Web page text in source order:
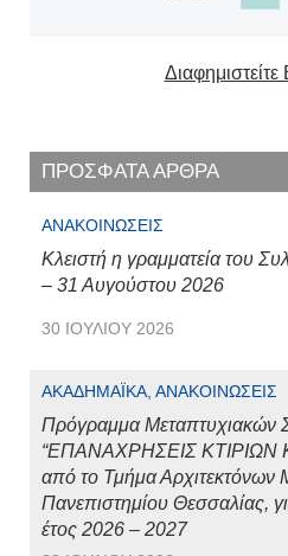
ΠΡΟΣΦΑΤΑ ΑΡΘΡΑ
ΑΝΑΚΟΙΝΏΣΕΙΣ
Κλειστή η γραμματεία του
– 31 Αυγούστου 2026
30 ΙΟΥΛΊΟΥ 2026
ΑΚΑΔΗΜΑΪΚΆ, ΑΝΑΚΟΙΝΏΣΕΙΣ
Πρόγραμμα Μεταπτυχιακών
“ΕΠΑΝΑΧΡΗΣΕΙΣ ΚΤΙΡΙΩΝ
από το Τμήμα Αρχιτεκτόνων
Πανεπιστημίου Θεσσαλίας,
έτος 2026 – 2027